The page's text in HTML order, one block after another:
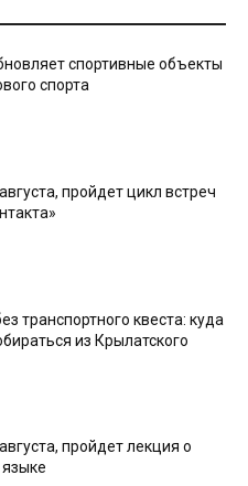
спортивные объекты
спорта
пройдет цикл встреч
транспортного квеста: куда
из Крылатского
пройдет лекция о